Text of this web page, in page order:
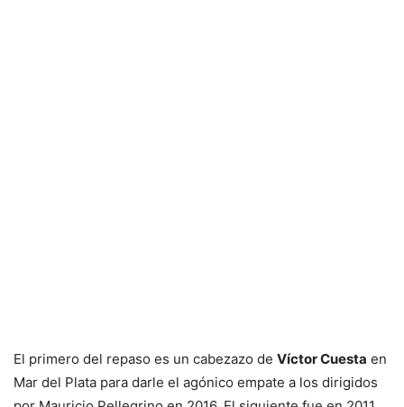
El primero del repaso es un cabezazo de Víctor Cuesta en
Mar del Plata para darle el agónico empate a los dirigidos